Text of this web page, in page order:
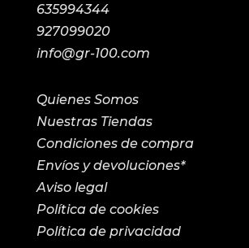
635994344
927099020
info@gr-100.com
Quienes Somos
Nuestras Tiendas
Condiciones de compra
Envíos y devoluciones*
Aviso legal
Política de cookies
Política de privacidad